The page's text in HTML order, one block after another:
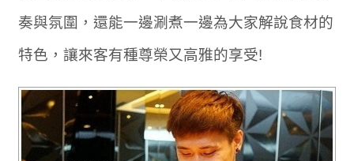
奏與氛圍，還能一邊涮煮一邊為大家解說食材的
特色，讓來客有種尊榮又高雅的享受!